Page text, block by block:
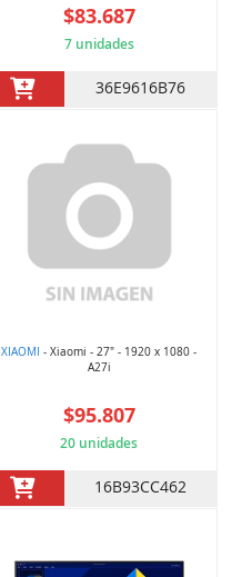
$83.687
7 unidades
36E9616B76
XIAOMI - Xiaomi - 27" - 1920 x 1080 -
A27i
$95.807
20 unidades
16B93CC462